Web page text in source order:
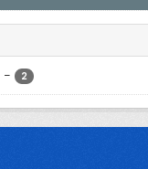
- 2